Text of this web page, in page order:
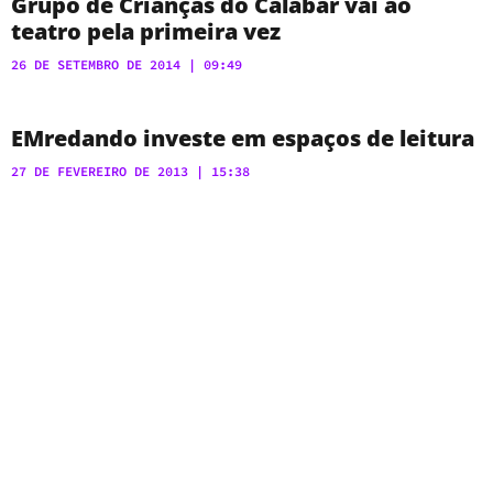
teatro pela primeira vez
26 DE SETEMBRO DE 2014 09:49
EMredando investe em espaços de leitura
27 DE FEVEREIRO DE 2013 15:38